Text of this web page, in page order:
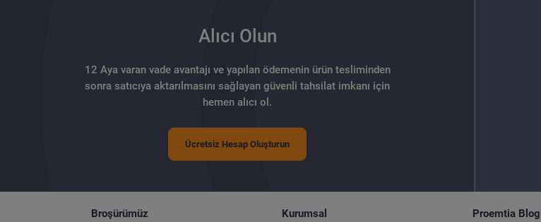
Alıcı Olun
12 Aya varan vade avantajı ve yapılan ödemenin ürün tesliminden
sonra satıcıya aktarılmasını sağlayan güvenli tahsilat imkanı için
hemen alıcı ol.
Ücretsiz Hesap Oluşturun
Broşürümüz
Kurumsal Proemtia Blog